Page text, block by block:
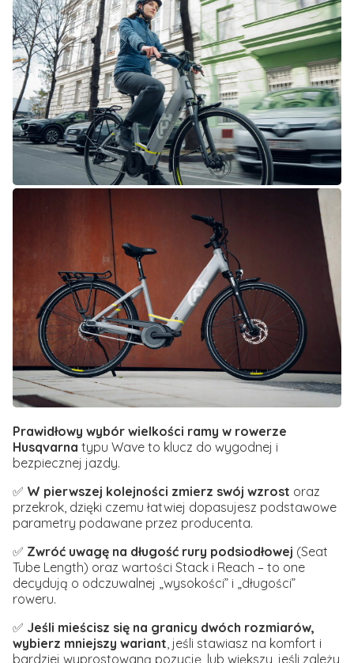
Prawidłowy wybór wielkości ramy w rowerze
Husqvarna typu Wave to klucz do wygodnej i
bezpiecznej jazdy.
✅ W pierwszej kolejności zmierz swój wzrost oraz
przekrok, dzięki czemu łatwiej dopasujesz podstawowe
parametry podawane przez producenta.
✅ Zwróć uwagę na długość rury podsiodłowej (Seat
Tube Length) oraz wartości Stack i Reach – to one
decydują o odczuwalnej „wysokości” i „długości”
roweru.
✅ Jeśli mieścisz się na granicy dwóch rozmiarów,
wybierz mniejszy wariant , jeśli stawiasz na komfort i
bardziej wyprostowaną pozycję, lub większy, jeśli zależy